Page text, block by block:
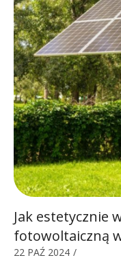
Jak estetycznie
fotowoltaiczną
22 PAŹ 2024 /